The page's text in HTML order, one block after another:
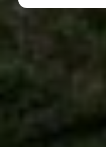
Diese Cookies
Marketing